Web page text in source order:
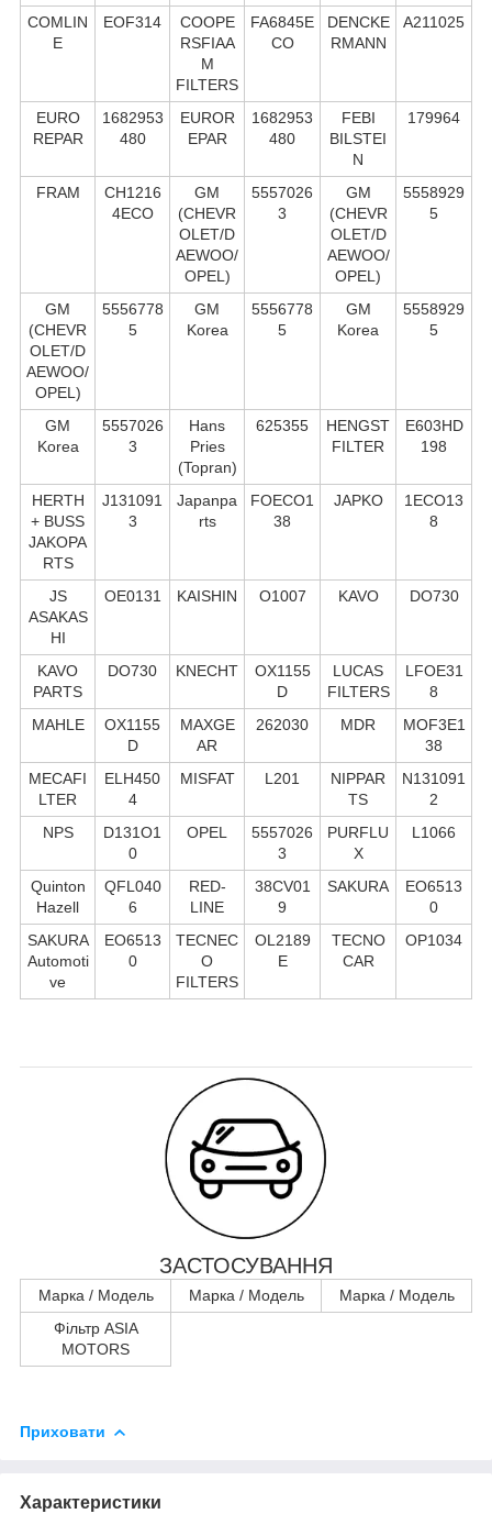
COMLIN
E
EOF314
COOPE
RSFIAA
M
FILTERS
FA6845E
CO
DENCKE
RMANN
A211025
EURO
REPAR
1682953
480
EUROR
EPAR
1682953
480
FEBI
BILSTEI
N
179964
FRAM
CH1216
4ECO
GM
(CHEVR
OLET/D
AEWOO/
OPEL)
5557026
3
GM
(CHEVR
OLET/D
AEWOO/
OPEL)
5558929
5
GM
(CHEVR
OLET/D
AEWOO/
OPEL)
5556778
5
GM
Korea
5556778
5
GM
Korea
5558929
5
GM
Korea
5557026
3
Hans
Pries
(Topran)
625355
HENGST
FILTER
E603HD
198
HERTH
+ BUSS
JAKOPA
RTS
J131091
3
Japanpa
rts
FOECO1
38
JAPKO
1ECO13
8
JS
ASAKAS
HI
OE0131 KAISHIN O1007 KAVO DO730
KAVO
PARTS
DO730 KNECHT
OX1155
D
LUCAS
FILTERS
LFOE31
8
MAHLE
OX1155
D
MAXGE
AR
262030 MDR
MOF3E1
38
MECAFI
LTER
ELH450
4
MISFAT L201
NIPPAR
TS
N131091
2
NPS
D131O1
0
OPEL
5557026
3
PURFLU
X
L1066
Quinton
Hazell
QFL040
6
RED-
LINE
38CV01
9
SAKURA
EO6513
0
SAKURA
Automoti
ve
EO6513
0
TECNEC
O
FILTERS
OL2189
E
TECNO
CAR
OP1034
ЗАСТОСУВАННЯ
Марка / Модель Марка / Модель
Марка / Модель
Фільтр ASIA
MOTORS
Приховати
Характеристики